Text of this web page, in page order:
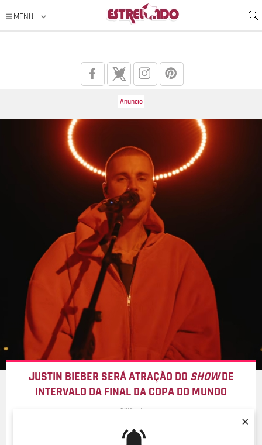
×
JUSTIN BIEBER SERÁ ATRAÇÃO DO SHOWDE
INTERVALO DA FINAL DA COPA DO MUNDO
07/Ago/